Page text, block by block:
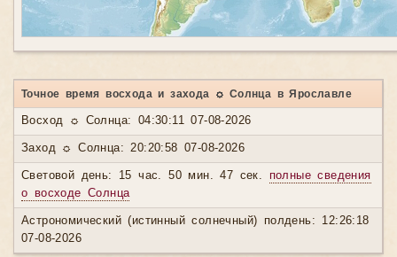
Точное время восхода и захода ☼ Солнца в Ярославле
Восход ☼ Солнца: 04:30:11 07-08-2026
Заход ☼ Солнца: 20:20:58 07-08-2026
Световой день: 15 час. 50 мин. 47 сек. полные сведения
о восходе Солнца
Астрономический (истинный солнечный) полдень: 12:26:18
07-08-2026